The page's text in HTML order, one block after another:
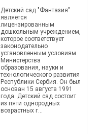
Детский сад "Фантазия"
является
лицензированным
дошкольным учреждением,
которое соответствует
законодательно
установленным условиям
Министерства
образования, науки и
технологического развития
Республики Сербия. Он был
основан 15 августа 1991
года. Детский сад состоит
из пяти однородных
возрастных г...